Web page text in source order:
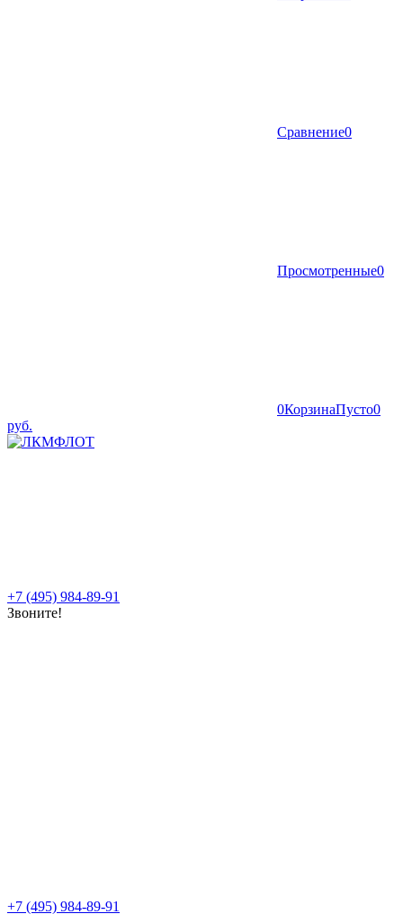
Сравнение0
Просмотренные0
0КорзинаПусто0
руб.
+7 (495) 984-89-91
Звоните!
+7 (495) 984-89-91